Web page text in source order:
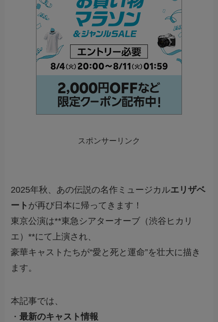
スポンサーリンク
2025年秋、あの伝説の名作ミュージカルエリザベ
ート が再び日本に帰ってきます！
東京公演は**東急シアターオーブ（渋谷ヒカリ
エ）**にて上演され、
豪華キャストたちが“愛と死と運命”を壮大に描き
ます。
本記事では、
・最新のキャスト情報